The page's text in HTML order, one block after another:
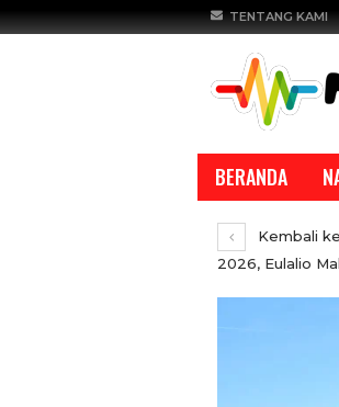
TENTANG KAMI
BERANDA
Kembali
2026, Eulalio